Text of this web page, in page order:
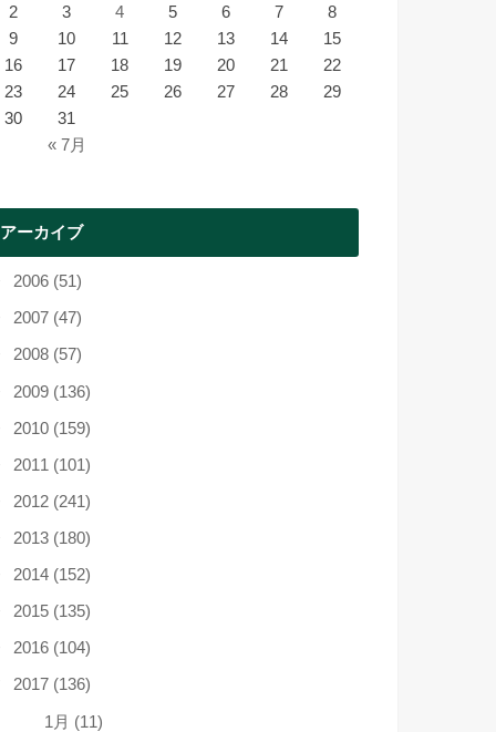
« 7月
2
3 4 5 6 7
8
9
10 11 12 13 14
15
16
17 18 19 20 21
22
23
24 25 26 27 28
29
30
31
アーカイブ
2006 (51)
2007 (47)
2008 (57)
2009 (136)
2010 (159)
2011 (101)
2012 (241)
2013 (180)
2014 (152)
2015 (135)
2016 (104)
2017 (136)
1月 (11)